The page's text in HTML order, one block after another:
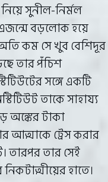
সুনীল-নির্মল
বড়লোক হয়ে
কম সে খুব বেশিদূর
তার পঁচিশ
সঙ্গে একটি
তাকে সাহায্য
অঙ্কের টাকা
আত্মাকে ট্রেস করার
তারপর তার সেই
হাতে।